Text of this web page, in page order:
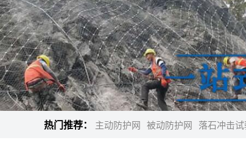
热门推荐： 主动防护网 被动防护网 落石冲击